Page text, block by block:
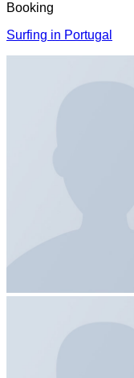
Booking
Surfing in Portugal